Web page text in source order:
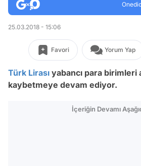
25.03.2018 - 15:06
Favori Yorum Yap
Türk Lirası yabancı para birimleri
kaybetmeye devam ediyor.
İçeriğin Devamı